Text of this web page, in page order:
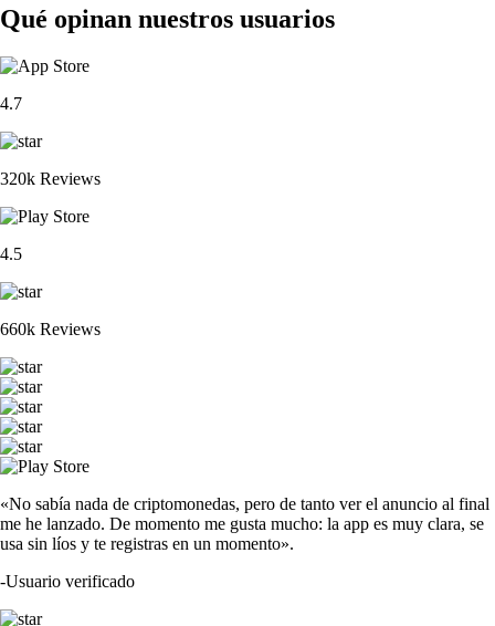
Qué opinan nuestros usuarios
4.7
320k Reviews
4.5
660k Reviews
«No sabía nada de criptomonedas, pero de tanto ver el anuncio al final
me he lanzado. De momento me gusta mucho: la app es muy clara, se
usa sin líos y te registras en un momento».
-Usuario verificado